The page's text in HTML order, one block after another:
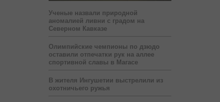
Ученые назвали природной
аномалией ливни с градом на
Северном Кавказе
Олимпийские чемпионы по дзюдо
оставили отпечатки рук на аллее
спортивной славы в Магасе
В жителя Ингушетии выстрелили из
охотничьего ружья